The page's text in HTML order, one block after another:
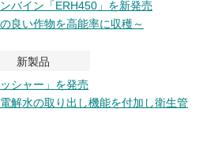
バイン「ERH450」を新発売
良い作物を高能率に収穫～
新製品
シャー」を発売
解水の取り出し機能を付加し衛生管